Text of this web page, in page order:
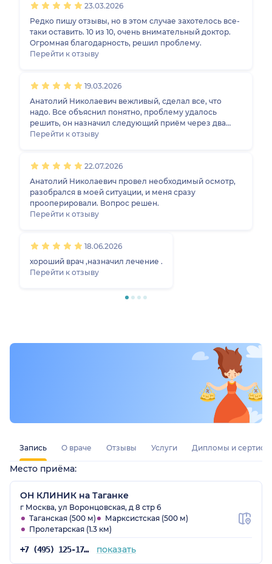
Запись О враче Отзывы Услуги Дипломы и
Место приёма:
ОН КЛИНИК на Таганке
г Москва, ул Воронцовская, д 8 стр 6
Таганская (500 м)
Марксистская (500 м)
Пролетарская (1.3 км)
+7 (495) 125-17-00 показать
23.03.2026
Редко пишу отзывы, но в этом случае захотелось все-
таки оставить. 10 из 10, очень внимательный доктор.
Огромная благодарность, решил проблему.
Перейти к отзыву
19.03.2026
Анатолий Николаевич вежливый, сделал все, что
надо. Все объяснил понятно, проблему удалось
решить, он назначил следующий приём через два
месяца. Клиника комфортная, мне понравилась.
Перейти к отзыву
22.07.2026
Анатолий Николаевич провел необходимый осмотр,
разобрался в моей ситуации, и меня сразу
прооперировали. Вопрос решен.
Перейти к отзыву
18.06.2026
хороший врач ,назначил лечение .
Перейти к отзыву